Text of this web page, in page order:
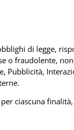
di legge,
fraudolente,
Pubblicità,
ciascuna